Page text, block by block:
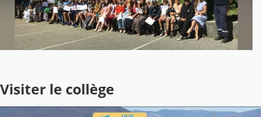
Visiter le collège